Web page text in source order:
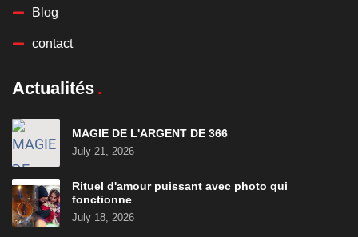
Blog
contact
Actualités
MAGIE DE L'ARGENT DE 366
July 21, 2026
Rituel d'amour puissant avec photo qui
fonctionne
July 18, 2026